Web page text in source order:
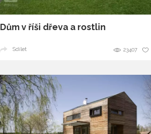
Dům v říši dřeva a rostlin
23407
Sdílet